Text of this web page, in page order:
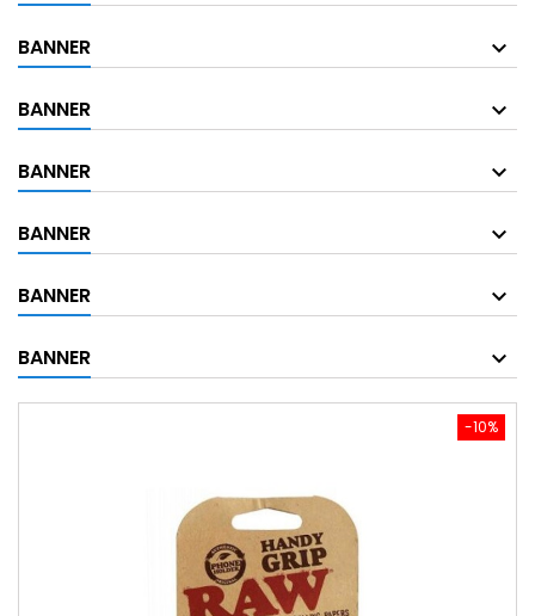
BANNER
BANNER
BANNER
BANNER
BANNER
BANNER
-10%